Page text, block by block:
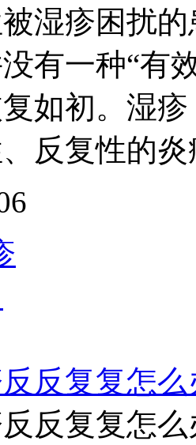
湿疹困扰
有一种“有
如初。湿
反复性的
反复复怎么
反复复怎